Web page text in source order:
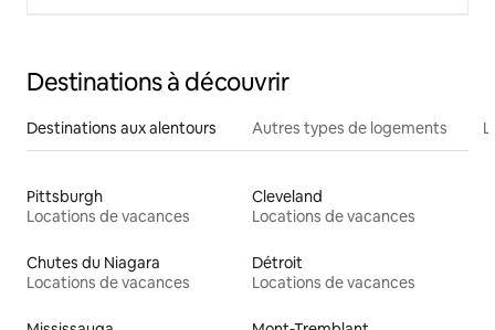
Destinations à découvrir
Destinations aux alentours Autres types de logements
Pittsburgh
Locations de vacances
Cleveland
Locations de vacances
Chutes du Niagara
Locations de vacances
Détroit
Locations de vacances